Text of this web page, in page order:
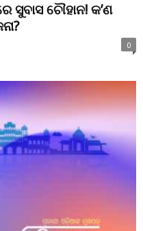
ଚୌହାନ! କ’ଣ
0